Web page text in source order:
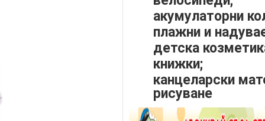
акумулаторни
плажни и
детска
книжки;
канцеларски
рисуване